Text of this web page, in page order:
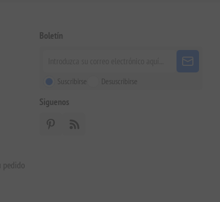
pedido
Boletín
Suscribirse Desuscribirse
Siguenos